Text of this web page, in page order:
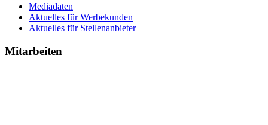
Mediadaten
Aktuelles für Werbekunden
Aktuelles für Stellenanbieter
Mitarbeiten